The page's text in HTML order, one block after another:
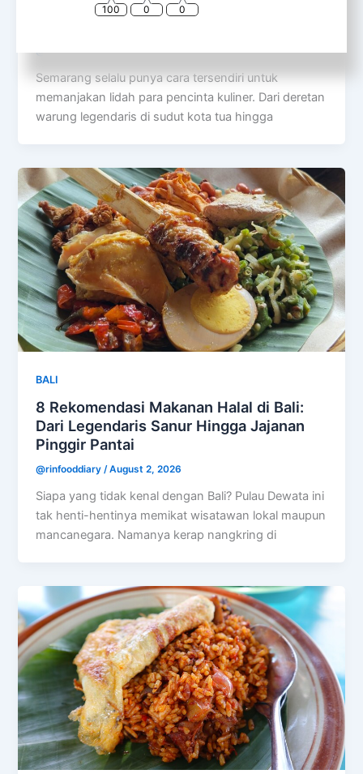
Panduan Lengkap Berburu Kuliner di The
@rinfooddiary/August 2, 2026
Semarang selalu punya cara tersendiri untuk
memanjakan lidah para pencinta kuliner. Dari deretan
warung legendaris di sudut kota tua hingga
BALI
8 Rekomendasi Makanan Halal di Bali:
Dari Legendaris Sanur Hingga Jajanan
Pinggir Pantai
@rinfooddiary/August 2, 2026
Siapa yang tidak kenal dengan Bali? Pulau Dewata ini
tak henti-hentinya memikat wisatawan lokal maupun
mancanegara. Namanya kerap nangkring di
100 0 0